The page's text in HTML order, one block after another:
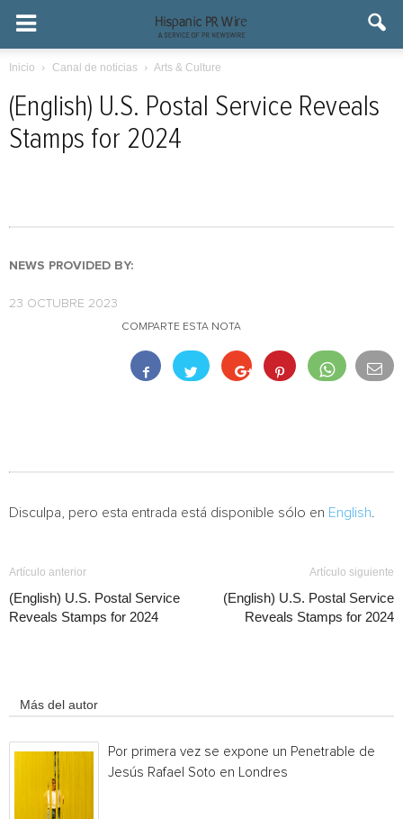
Inicio Canal de noticias Arts & Culture
(English) U.S. Postal Service Reveals
Stamps for 2024
NEWS PROVIDED BY:
23 OCTUBRE 2023
COMPARTE ESTA NOTA
Disculpa, pero esta entrada está disponible sólo en English
Artículo anterior
(English) U.S. Postal Service
Reveals Stamps for 2024
Artículo siguiente
(English) U.S. Postal Service
Reveals Stamps for 2024
Más del autor
Por primera vez se expone un Penetrable de
Jesús Rafael Soto en Londres